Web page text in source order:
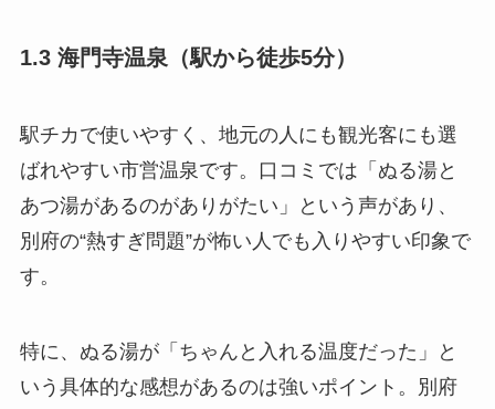
1.3 海門寺温泉（駅から徒歩5分）
駅チカで使いやすく、地元の人にも観光客にも選
ばれやすい市営温泉です。口コミでは「ぬる湯と
あつ湯があるのがありがたい」という声があり、
別府の“熱すぎ問題”が怖い人でも入りやすい印象で
す。
特に、ぬる湯が「ちゃんと入れる温度だった」と
いう具体的な感想があるのは強いポイント。別府